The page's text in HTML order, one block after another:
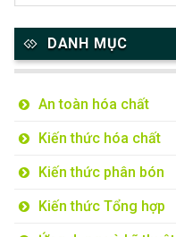
DANH MỤC
An toàn hóa chất
Kiến thức hóa chất
Kiến thức phân bón
Kiến thức Tổng hợp